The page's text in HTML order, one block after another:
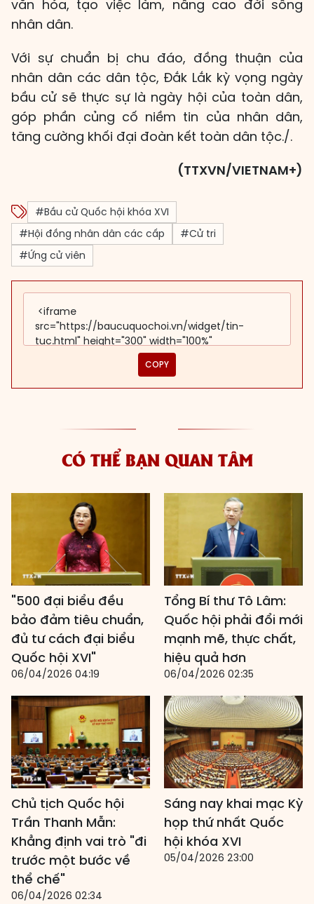
văn hóa, tạo việc làm, nâng cao đời sống
nhân dân.
Với sự chuẩn bị chu đáo, đồng thuận của
nhân dân các dân tộc, Đắk Lắk kỳ vọng ngày
bầu cử sẽ thực sự là ngày hội của toàn dân,
góp phần củng cố niềm tin của nhân dân,
tăng cường khối đại đoàn kết toàn dân tộc./.
(TTXVN/VIETNAM+)
#Bầu cử Quốc hội khóa XVI
#Hội đồng nhân dân các cấp
#Cử tri
#Ứng cử viên
COPY
CÓ THỂ BẠN QUAN TÂM
"500 đại biểu đều
bảo đảm tiêu chuẩn,
đủ tư cách đại biểu
Quốc hội XVI"
06/04/2026 04:19
Tổng Bí thư Tô Lâm:
Quốc hội phải đổi mới
mạnh mẽ, thực chất,
hiệu quả hơn
06/04/2026 02:35
Chủ tịch Quốc hội
Trần Thanh Mẫn:
Khẳng định vai trò "đi
trước một bước về
thể chế"
06/04/2026 02:34
Sáng nay khai mạc Kỳ
họp thứ nhất Quốc
hội khóa XVI
05/04/2026 23:00